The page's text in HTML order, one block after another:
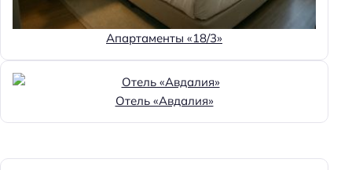
Способ оплаты: СБП
Способ оплаты: онлайн
Способ оплаты: банковским переводом
Способ оплаты: наличными
Апартаменты «18/3»
Отель «Авдалия»